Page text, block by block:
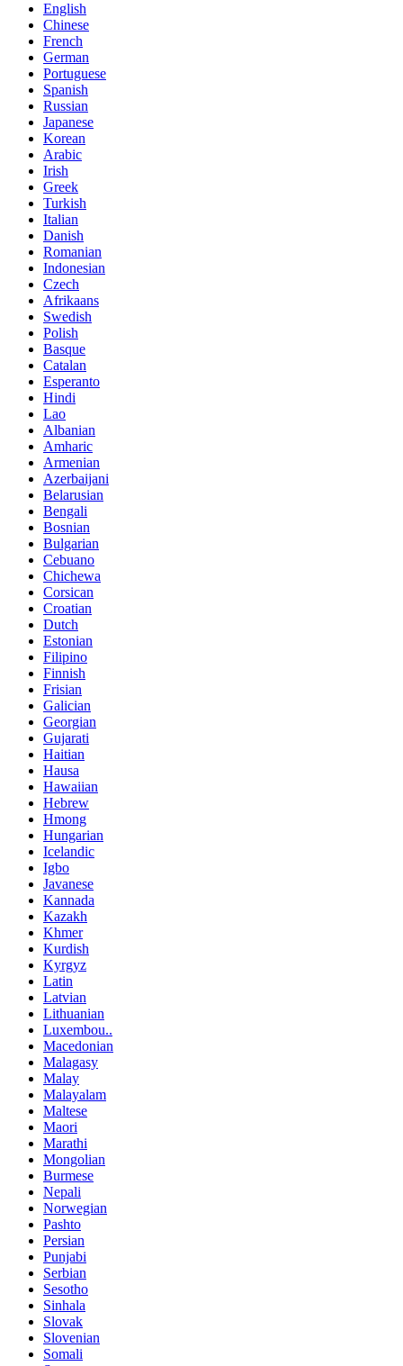
English
Chinese
French
German
Portuguese
Spanish
Russian
Japanese
Korean
Arabic
Irish
Greek
Turkish
Italian
Danish
Romanian
Indonesian
Czech
Afrikaans
Swedish
Polish
Basque
Catalan
Esperanto
Hindi
Lao
Albanian
Amharic
Armenian
Azerbaijani
Belarusian
Bengali
Bosnian
Bulgarian
Cebuano
Chichewa
Corsican
Croatian
Dutch
Estonian
Filipino
Finnish
Frisian
Galician
Georgian
Gujarati
Haitian
Hausa
Hawaiian
Hebrew
Hmong
Hungarian
Icelandic
Igbo
Javanese
Kannada
Kazakh
Khmer
Kurdish
Kyrgyz
Latin
Latvian
Lithuanian
Luxembou..
Macedonian
Malagasy
Malay
Malayalam
Maltese
Maori
Marathi
Mongolian
Burmese
Nepali
Norwegian
Pashto
Persian
Punjabi
Serbian
Sesotho
Sinhala
Slovak
Slovenian
Somali